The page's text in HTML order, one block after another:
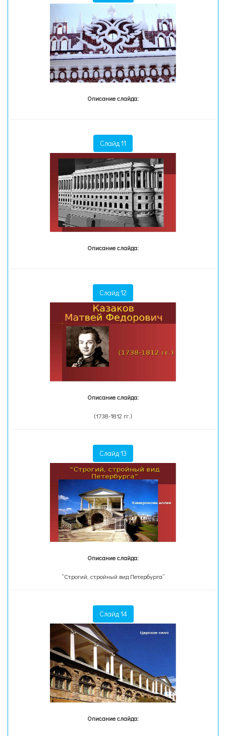
Описание слайда:
Слайд 11
Описание слайда:
Слайд 12
Описание слайда:
(1738-1812 гг.)
Слайд 13
Описание слайда:
“Строгий, стройный вид Петербурга”
Слайд 14
Описание слайда: